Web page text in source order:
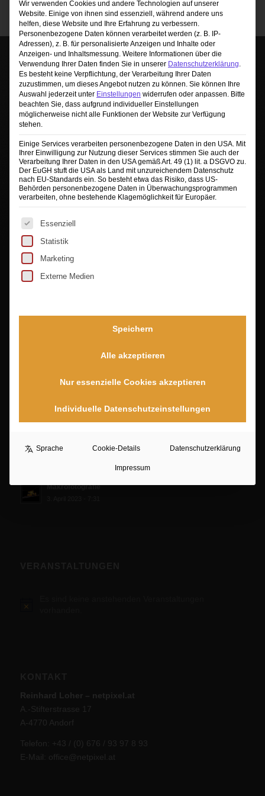
Sie sehen gerade einen Platzhalterinhalt von
TrustIndex. Um auf den eigentlichen Inhalt
zuzugreifen, klicken Sie auf die Schaltfläche unten.
Bitte beachten Sie, dass dabei Daten an Drittanbieter
weitergegeben werden.
Mehr Informationen
Inhalt entsperren
PORTFOLIO
Makrofotografie
Hinweis
Reinhard Loher – netpixel.at
A.-Stifterstrasse 17
A-4770 Andorf
Telefon: +43 / (0) 676 / 93 97 8 93
E-Mail:
office@netpixel.at
Wir verwenden Cookies und andere Technologien auf unserer
Website. Einige von ihnen sind essenziell, während andere uns
helfen, diese Website und Ihre Erfahrung zu verbessern.
Personenbezogene Daten können verarbeitet werden (z. B. IP-
Adressen), z. B. für personalisierte Anzeigen und Inhalte oder
Anzeigen- und Inhaltsmessung. Weitere Informationen über die
Verwendung Ihrer Daten finden Sie in unserer Datenschutzerklärung.
Es besteht keine Verpflichtung, der Verarbeitung Ihrer Daten
zuzustimmen, um dieses Angebot nutzen zu können. Sie können Ihre
Auswahl jederzeit unter Einstellungen widerrufen oder anpassen. Bitte
beachten Sie, dass aufgrund individueller Einstellungen
möglicherweise nicht alle Funktionen der Website zur Verfügung
stehen.
Einige Services verarbeiten personenbezogene Daten in den USA. Mit
Ihrer Einwilligung zur Nutzung dieser Services stimmen Sie auch der
Verarbeitung Ihrer Daten in den USA gemäß Art. 49 (1) lit. a DSGVO zu.
Der EuGH stuft die USA als Land mit unzureichendem Datenschutz
nach EU-Standards ein. So besteht etwa das Risiko, dass US-
Behörden personenbezogene Daten in Überwachungsprogrammen
verarbeiten, ohne bestehende Klagemöglichkeit für Europäer.
Es folgt eine Liste der Service-Gruppen, für die eine
Essenziell
Statistik
Marketing
Externe Medien
Speichern
Alle akzeptieren
Nur essenzielle Cookies akzeptieren
Individuelle Datenschutzeinstellungen
Sprache Cookie-Details Datenschutzerklärung
Impressum